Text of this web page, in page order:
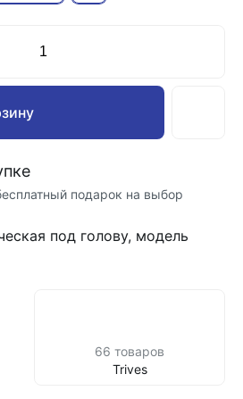
подарок на выбор
под голову, модель
66 товаров
Trives